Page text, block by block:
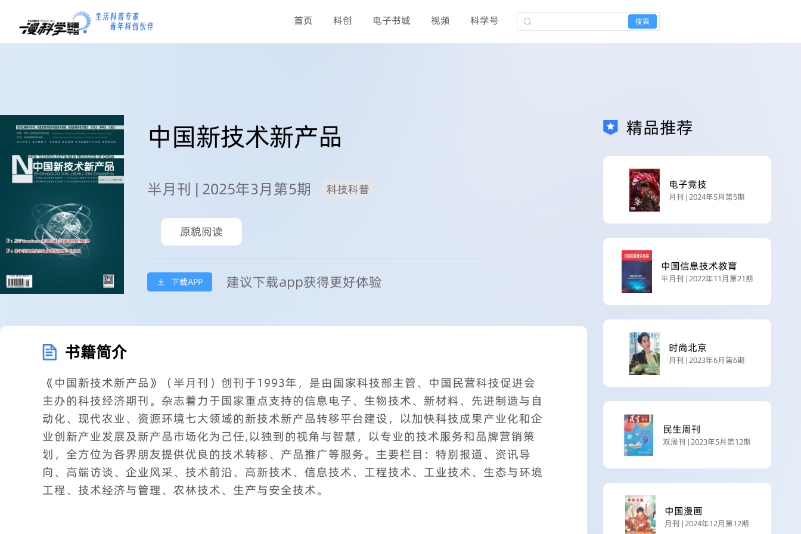
首页 科创 电子书城 视频 科学号 搜索
中国新技术新产品
半月刊 | 2025年3月第5期 科技科普
原貌阅读
下载APP 建议下载app获得更好体验
书籍简介
《中国新技术新产品》（半月刊）创刊于1993年，是由国家科技部主管、中国民营科技促进会
主办的科技经济期刊。杂志着力于国家重点支持的信息电子、生物技术、新材料、先进制造与自
动化、现代农业、资源环境七大领域的新技术新产品转移平台建设，以加快科技成果产业化和企
业创新产业发展及新产品市场化为己任,以独到的视角与智慧，以专业的技术服务和品牌营销策
划，全方位为各界朋友提供优良的技术转移、产品推广等服务。主要栏目：特别报道、资讯导
向、高端访谈、企业风采、技术前沿、高新技术、信息技术、工程技术、工业技术、生态与环境
工程、技术经济与管理、农林技术、生产与安全技术。
精品推荐
电子竞技
月刊 | 2024年5月第5期
中国信息技术教育
半月刊 | 2022年11月第21期
时尚北京
月刊 | 2023年6月第6期
民生周刊
双周刊 | 2023年5月第12期
中国漫画
月刊 | 2024年12月第12期